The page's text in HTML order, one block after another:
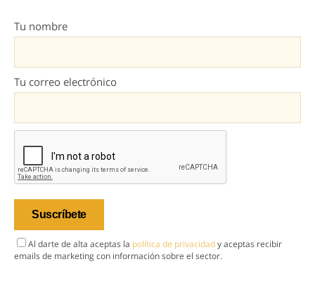
Tu nombre
Tu correo electrónico
Al darte de alta aceptas la política de privacidady aceptas recibir
emails de marketing con información sobre el sector.